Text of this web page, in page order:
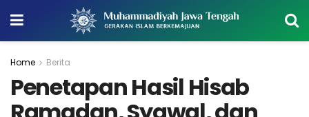
Home Berita
Penetapan Hasil Hisab